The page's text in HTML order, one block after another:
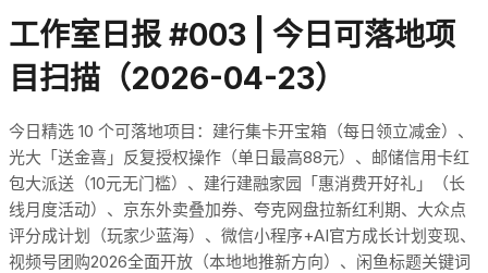
工作室日报 #003 | 今日可落地项
目扫描（2026-04-23）
今日精选 10 个可落地项目：建行集卡开宝箱（每日领立减金）、
光大「送金喜」反复授权操作（单日最高88元）、邮储信用卡红
包大派送（10元无门槛）、建行建融家园「惠消费开好礼」（长
线月度活动）、京东外卖叠加券、夸克网盘拉新红利期、大众点
评分成计划（玩家少蓝海）、微信小程序+AI官方成长计划变现、
视频号团购2026全面开放（本地地推新方向）、闲鱼标题关键词